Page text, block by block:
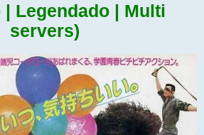
| Legendado | Multi
servers)